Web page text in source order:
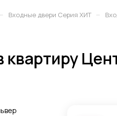
– Входные двери Серия ХИТ –
квартиру